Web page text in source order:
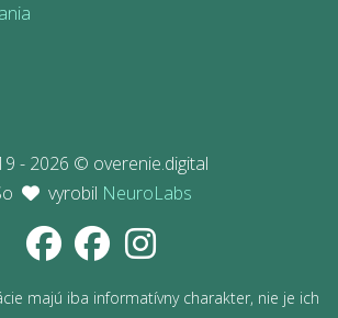
- 2026 © overenie.digital
vyrobil NeuroLabs
majú iba informatívny charakter, nie je ich